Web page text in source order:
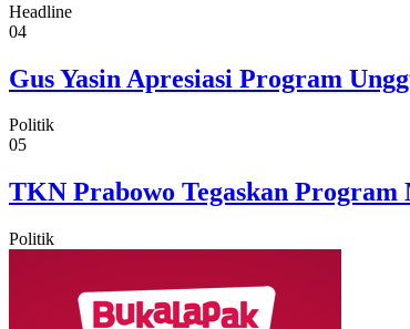
Headline
04
Gus Yasin Apresiasi Program
Politik
05
TKN Prabowo Tegaskan
Politik